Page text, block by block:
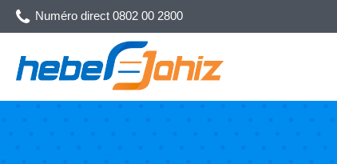
Numéro direct 0802 00 2800